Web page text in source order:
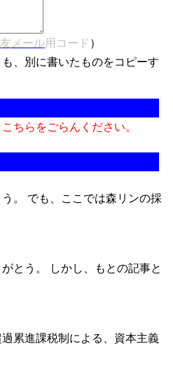
メール用コード）
、別に書いたものをコピーす
ちらをごらんください。
。 でも、ここでは森リンの採
とう。 しかし、もとの記事と
累進課税制による、資本主義